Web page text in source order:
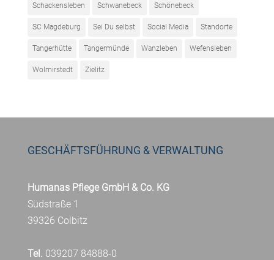
Schackensleben Schwanebeck Schönebeck
SC Magdeburg Sei Du selbst Social Media Standorte
Tangerhütte Tangermünde Wanzleben Wefensleben
Wolmirstedt Zielitz
GESCHÄFTSFÜHRUNG & VERWALTUNG
Humanas Pflege GmbH & Co. KG
Südstraße 1
39326 Colbitz
Tel. 039207 84888-0